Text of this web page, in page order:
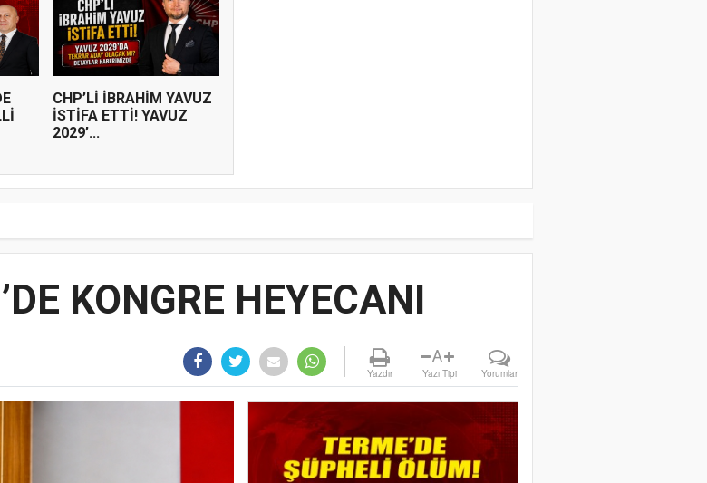
CHP’Lİ İBRAHİM YAVUZ
İSTİFA ETTİ! YAVUZ
2029’...
KONGRE HEYECANI
Yazdır
A
Yazı Tipi Yorumlar